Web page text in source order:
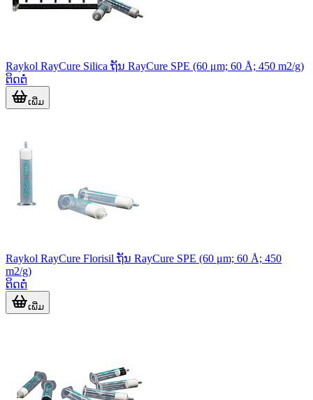
Raykol RayCure Silica ຖັນ RayCure SPE (60 μm; 60 Å; 450 m2/g)
ຕິດຕໍ່
ເພີ່ມ
Raykol RayCure Florisil ຖັນ RayCure SPE (60 μm; 60 Å; 450
m2/g)
ຕິດຕໍ່
ເພີ່ມ